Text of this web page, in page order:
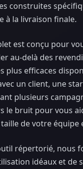
construites
à la livraison finale.
est conçu pour
au-delà des
plus efficaces
un client, une
plusieurs
le bruit pour vous
de votre
répertorié, nous
idéaux et